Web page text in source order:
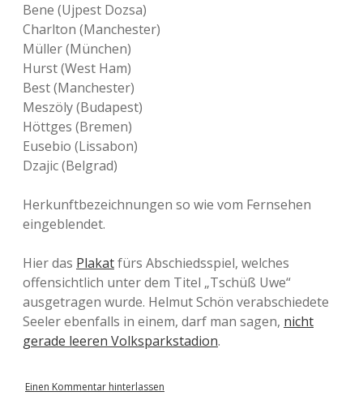
Bene (Ujpest Dozsa)
Charlton (Manchester)
Müller (München)
Hurst (West Ham)
Best (Manchester)
Meszöly (Budapest)
Höttges (Bremen)
Eusebio (Lissabon)
Dzajic (Belgrad)
Herkunftbezeichnungen so wie vom Fernsehen
eingeblendet.
Hier das Plakatfürs Abschiedsspiel, welches
offensichtlich unter dem Titel „Tschüß Uwe“
ausgetragen wurde. Helmut Schön verabschiedete
Seeler ebenfalls in einem, darf man sagen, nicht
gerade leeren Volksparkstadion.
Einen Kommentar hinterlassen